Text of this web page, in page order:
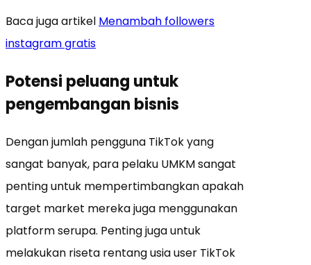
Baca juga artikel Menambah followers
instagram gratis
Potensi peluang untuk
pengembangan bisnis
Dengan jumlah pengguna TikTok yang
sangat banyak, para pelaku UMKM sangat
penting untuk mempertimbangkan apakah
target market mereka juga menggunakan
platform serupa. Penting juga untuk
melakukan riseta rentang usia user TikTok